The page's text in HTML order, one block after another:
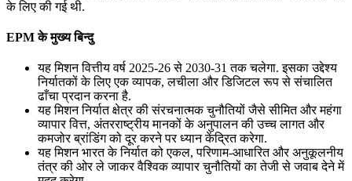
के लिए की गई थी.
EPM के मुख्य बिन्दु
यह मिशन वित्तीय वर्ष 2025-26 से 2030-31 तक चलेगा. इसका उद्देश्य
निर्यातकों के लिए एक व्यापक, लचीला और डिजिटल रूप से संचालित
ढाँचा प्रदान करना है.
यह मिशन निर्यात क्षेत्र की संरचनात्मक चुनौतियों जैसे सीमित और महंगा
व्यापार वित्त, अंतरराष्ट्रीय मानकों के अनुपालन की उच्च लागत और
कमजोर ब्रांडिंग को दूर करने पर ध्यान केंद्रित करेगा.
यह मिशन भारत के निर्यात को एकल, परिणाम-आधारित और अनुकूलनीय
तंत्र की ओर ले जाकर वैश्विक व्यापार चुनौतियों का तेजी से जवाब देने में